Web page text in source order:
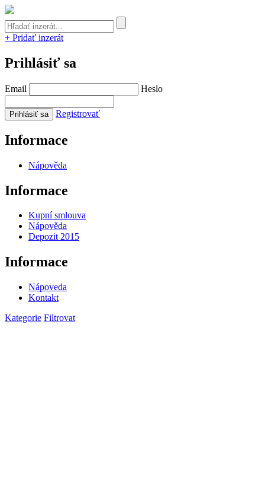
+ Pridať inzerát
Prihlásiť sa
Email Heslo
Registrovať
Informace
Nápověda
Informace
Kupní smlouva
Nápověda
Depozit 2015
Informace
Nápoveda
Kontakt
Kategorie Filtrovat